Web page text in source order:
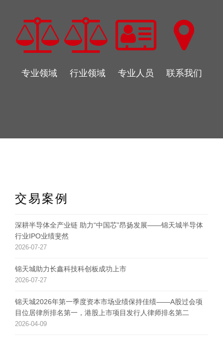
专业领域 行业领域 专业人员 联系我们
交易案例
深耕半导体全产业链 助力“中国芯”昂扬发展——锦天城半导体
行业IPO业绩斐然
2026-07-27
锦天城助力长鑫科技科创板成功上市
2026-07-27
锦天城2026年第一季度资本市场业绩保持佳绩——A股过会项
目位居律所排名第一，港股上市项目发行人律师排名第二
2026-04-09